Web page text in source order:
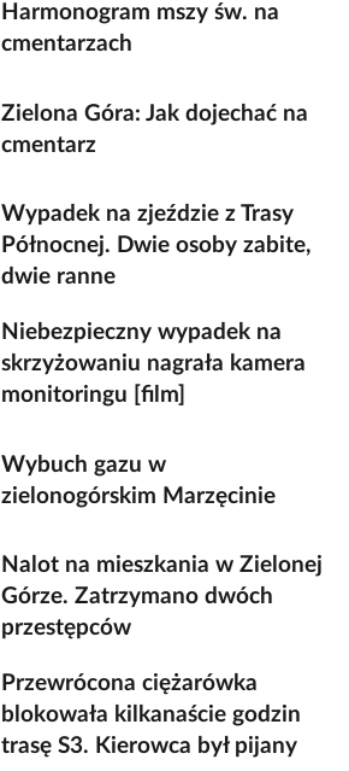
Harmonogram mszy św. na
cmentarzach
Zielona Góra: Jak dojechać na
cmentarz
Wypadek na zjeździe z Trasy
Północnej. Dwie osoby zabite,
dwie ranne
Niebezpieczny wypadek na
skrzyżowaniu nagrała kamera
monitoringu [film]
Wybuch gazu w
zielonogórskim Marzęcinie
Nalot na mieszkania w Zielonej
Górze. Zatrzymano dwóch
przestępców
Przewrócona ciężarówka
blokowała kilkanaście godzin
trasę S3. Kierowca był pijany